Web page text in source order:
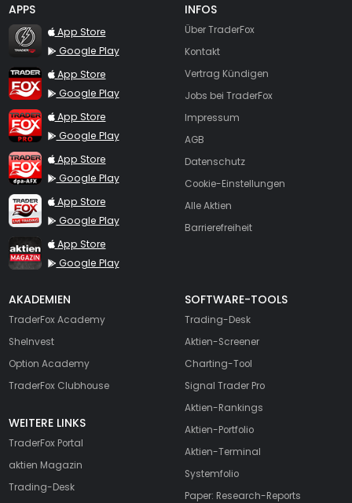
APPS
TraderFox Flash
App Store
Google Play
TraderFox App
App Store
Google Play
TraderFox Pro
App Store
Google Play
TraderFox dpa-AFX ProFeed
App Store
Google Play
TraderFox Live Trading
App Store
Google Play
TraderFox aktien Magazin
App Store
Google Play
INFOS
Über TraderFox
Kontakt
Vertrag Kündigen
Jobs bei TraderFox
Impressum
AGB
Datenschutz
Cookie-Einstellungen
Alle Aktien
Barrierefreiheit
AKADEMIEN
TraderFox Academy
SheInvest
Option Academy
TraderFox Clubhouse
WEITERE LINKS
TraderFox Portal
aktien Magazin
Trading-Desk
SOFTWARE-TOOLS
Trading-Desk
Aktien-Screener
Charting-Tool
Signal Trader Pro
Aktien-Rankings
Aktien-Portfolio
Aktien-Terminal
Systemfolio
Paper: Research-Reports